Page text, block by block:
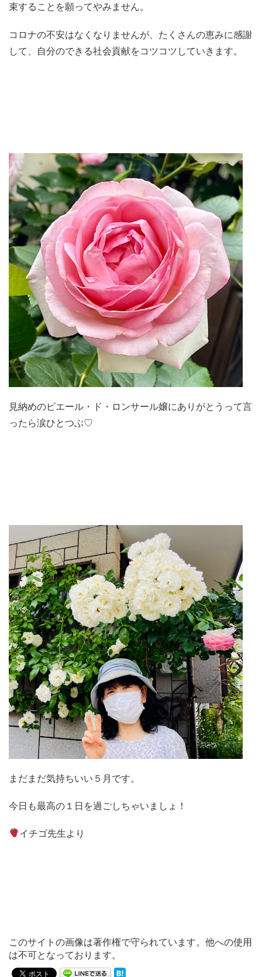
束することを願ってやみません。
コロナの不安はなくなりませんが、たくさんの恵みに感謝
して、自分のできる社会貢献をコツコツしていきます。
見納めのピエール・ド・ロンサール嬢にありがとうって言
ったら涙ひとつぶ♡
まだまだ気持ちいい５月です。
今日も最高の１日を過ごしちゃいましょ！
イチゴ先生より
このサイトの画像は著作権で守られています。他への使用
は不可となっております。